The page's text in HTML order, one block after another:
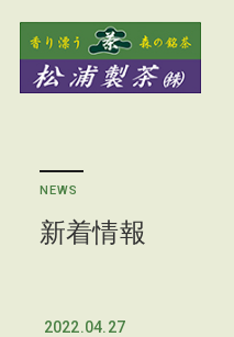
NEWS
新着情報
2022.04.27